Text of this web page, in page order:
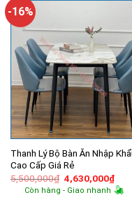
-16%
Thanh Lý Bộ Bàn Ăn Nhập
Cao Cấp Giá Rẻ
5,500,000₫ Giá
gốc
là:
4,630,000₫Giá
hiện
tại
Còn hàng - Giao nhanh